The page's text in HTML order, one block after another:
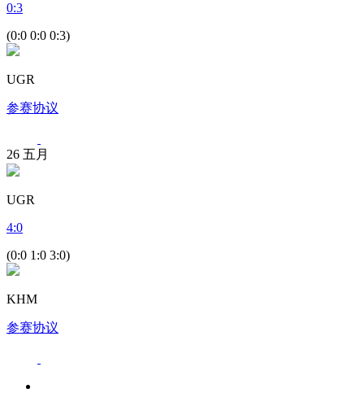
0:3
(0:0 0:0 0:3)
UGR
参赛协议
26 五月
UGR
4:0
(0:0 1:0 3:0)
KHM
参赛协议